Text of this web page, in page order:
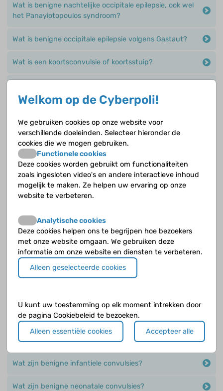
Wat is benigne nachtelijke occipitale epilepsie, ook wel
het Panayiotopoulos syndroom?
Wat is benigne occipitale epilepsie volgens Gastaut?
Wat is een koortsconvulsie of koortsstuip?
Wat is epileptische encefalopathie?
Wat is Glut1-deficiëntie?
Wat is het syndroom van Dravet?
Wat is het syndroom van Lennox-Gastaut?
Wat is het syndroom van Ohtahara?
Wat is het syndroom van Panayiotopoulos?
Wat is het syndroom van West?
Wat is juveniele absence epilepsie?
Wat is myoclone epilepsie op de peuterleeftijd?
Wat zijn absences?
Wat zijn benigne infantiele convulsies?
Wat zijn benigne neonatale convulsies?
Welkom op de Cyberpoli!
We gebruiken cookies op onze website voor
verschillende doeleinden. Selecteer hieronder de
cookies die we mogen gebruiken.
Functionele cookies
Deze cookies worden gebruikt om functionaliteiten
zoals ingesloten video's en andere interactieve inhoud
mogelijk te maken. Ze helpen uw ervaring op onze
website te verbeteren.
Analytische cookies
Deze cookies helpen ons te begrijpen hoe bezoekers
met onze website omgaan. We gebruiken deze
informatie om onze website en diensten te verbeteren.
Alleen geselecteerde cookies
U kunt uw toestemming op elk moment intrekken door
de pagina Cookiebeleid te bezoeken.
Alleen essentiële cookies
Accepteer alle